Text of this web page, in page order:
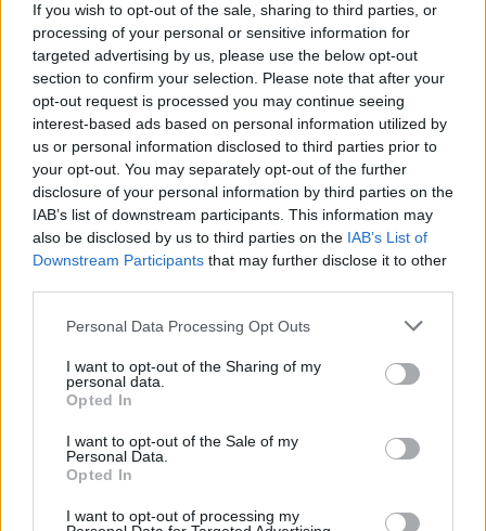
If you wish to opt-out of the sale, sharing to third parties, or
processing of your personal or sensitive information for
targeted advertising by us, please use the below opt-out
section to confirm your selection. Please note that after your
opt-out request is processed you may continue seeing
interest-based ads based on personal information utilized by
us or personal information disclosed to third parties prior to
your opt-out. You may separately opt-out of the further
disclosure of your personal information by third parties on the
IAB’s list of downstream participants. This information may
also be disclosed by us to third parties on the IAB’s List of
Downstream Participants that may further disclose it to other
Personal Data Processing Opt Outs
I want to opt-out of the Sharing of my
personal data.
Opted In
I want to opt-out of the Sale of my
Personal Data.
Opted In
I want to opt-out of processing my
Θα πρέπει πρώτα να απευθυνθείτε στην αρμόδια
υπηρεσία με τουλάχιστον ένα από τα
δικαιολογητικά που ορίζονται στην παρ. 4 του
άρθρου 29 του ν. 4172/2013 και τα τυχόν
προβλεπόμενα στις εγκυκλίους ΠΟΛ.1024/2016,
ΠΟΛ.1102/2016 και στην Α.1061/2024 απόφαση.
Αφού ολοκληρωθεί η διαδικασία από τη
υπηρεσία, θα υποβάλετε το Ε2 συμπληρώνοντας
το ποσό των ανείσπρακτων ενοικίων για το οποίο
έχει εκδοθεί η σχετική απόφαση. Τα ανείσπρακτα
εισοδήματα από εκμίσθωση ακίνητης περιουσίας
που δηλώθηκαν στο προηγούμενο φορολογικό
κατά το έτος 2023, δηλώνονται ανά κατηγορία
ακινήτου και είδος μίσθωσης στο έντυπο Ε2 του
φορολογικού έτους 2023.
12. Ποιον αριθμό παροχής θα συμπληρώσω σε
βοηθητικούς χώρους (αποθήκη, θέση